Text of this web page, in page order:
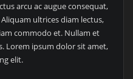
arcu ac augue consequat,
ultrices diam lectus,
commodo et. Nullam et
Lorem ipsum dolor sit amet,
elit.